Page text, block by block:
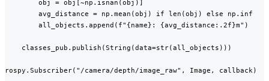
        obj = obj[~np.isnan(obj)]
        avg_distance = np.mean(obj) if len(obj) else np.inf
        all_objects.append(f"{name}: {avg_distance:.2f}m")
    classes_pub.publish(String(data=str(all_objects)))
rospy.Subscriber("/camera/depth/image_raw", Image, callback)